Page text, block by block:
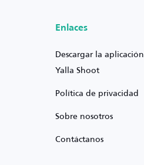
Enlaces
Descargar la aplicación
Yalla Shoot
Política de privacidad
Sobre nosotros
Contáctanos